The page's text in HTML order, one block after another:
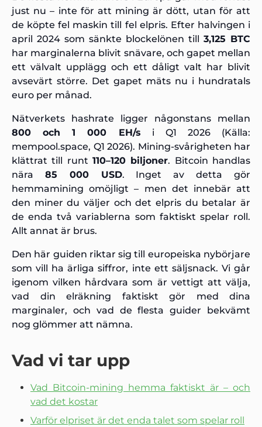
just nu – inte för att mining är dött, utan för att
de köpte fel maskin till fel elpris. Efter halvingen i
april 2024 som sänkte blockelönen till 3,125 BTC
har marginalerna blivit snävare, och gapet mellan
ett välvalt upplägg och ett dåligt valt har blivit
avsevärt större. Det gapet mäts nu i hundratals
euro per månad.
Nätverkets hashrate ligger någonstans mellan
800 och 1 000 EH/s i Q1 2026 (Källa:
mempool.space, Q1 2026). Mining-svårigheten har
klättrat till runt 110–120 biljoner. Bitcoin handlas
nära 85 000 USD. Inget av detta gör
hemmamining omöjligt – men det innebär att
den miner du väljer och det elpris du betalar är
de enda två variablerna som faktiskt spelar roll.
Allt annat är brus.
Den här guiden riktar sig till europeiska nybörjare
som vill ha ärliga siffror, inte ett säljsnack. Vi går
igenom vilken hårdvara som är vettigt att välja,
vad din elräkning faktiskt gör med dina
marginaler, och vad de flesta guider bekvämt
nog glömmer att nämna.
Vad vi tar upp
Vad Bitcoin-mining hemma faktiskt är – och
vad det kostar
Varför elpriset är det enda talet som spelar roll